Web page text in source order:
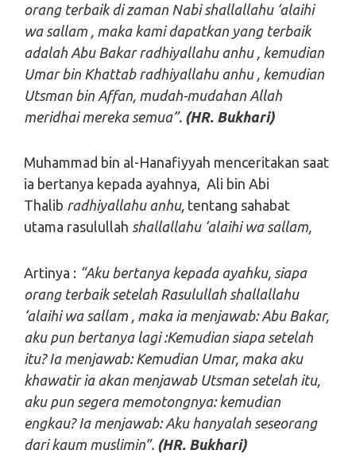
orang terbaik di zaman Nabi shallallahu ‘alaihi
wa sallam , maka kami dapatkan yang terbaik
adalah Abu Bakar radhiyallahu anhu , kemudian
Umar bin Khattab radhiyallahu anhu , kemudian
Utsman bin Affan, mudah-mudahan Allah
meridhai mereka semua”. (HR. Bukhari)
Muhammad bin al-Hanafiyyah menceritakan saat
ia bertanya kepada ayahnya, Ali bin Abi
Thalib radhiyallahu anhu, tentang sahabat
utama rasulullah shallallahu ‘alaihi wa sallam,
Artinya : “Aku bertanya kepada ayahku, siapa
orang terbaik setelah Rasulullah shallallahu
‘alaihi wa sallam , maka ia menjawab: Abu Bakar,
aku pun bertanya lagi :Kemudian siapa setelah
itu? Ia menjawab: Kemudian Umar, maka aku
khawatir ia akan menjawab Utsman setelah itu,
aku pun segera memotongnya: kemudian
engkau? Ia menjawab: Aku hanyalah seseorang
dari kaum muslimin”. (HR. Bukhari)